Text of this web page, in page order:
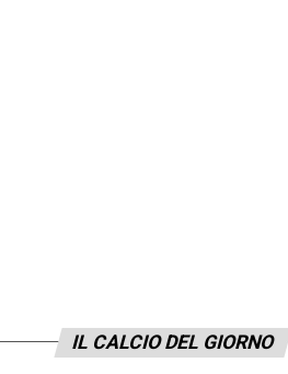
IL CALCIO DEL GIORNO